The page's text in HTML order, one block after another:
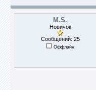
M.S.
Новичок
Сообщений: 25
Оффлайн